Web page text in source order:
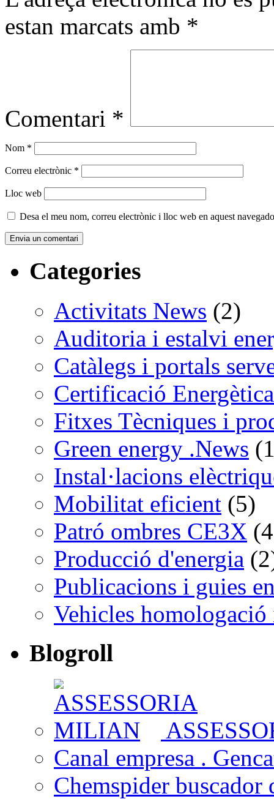
estan marcats amb *
Comentari *
Nom *
Correu electrònic *
Lloc web
Desa el meu nom, correu electrònic i lloc web en aquest
Categories
Activitats News (2)
Auditoria i estalvi
Catàlegs i portals
Certificació
Fitxes Tècniques i
Green energy .News
Instal·lacions
Mobilitat eficient (5)
Patró ombres CE3X
Producció d'energia
Publicacions i guies
Vehicles
Blogroll
Canal empresa .
Chemspider